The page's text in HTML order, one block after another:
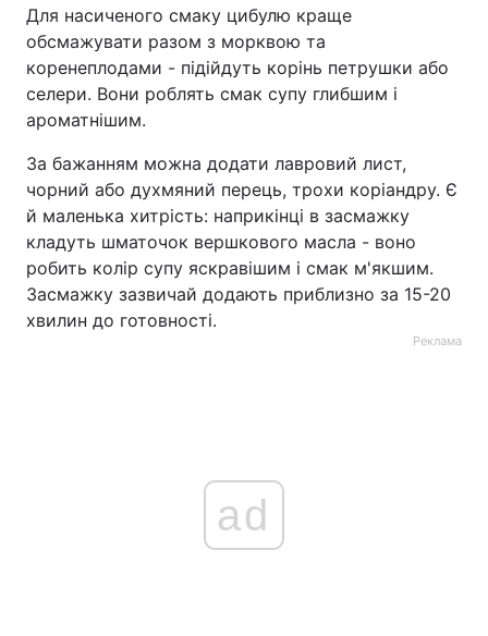
Для насиченого смаку цибулю краще
обсмажувати разом з морквою та
коренеплодами - підійдуть корінь петрушки або
селери. Вони роблять смак супу глибшим і
ароматнішим.
За бажанням можна додати лавровий лист,
чорний або духмяний перець, трохи коріандру. Є
й маленька хитрість: наприкінці в засмажку
кладуть шматочок вершкового масла - воно
робить колір супу яскравішим і смак м'якшим.
Засмажку зазвичай додають приблизно за 15-20
хвилин до готовності.
Реклама
ad